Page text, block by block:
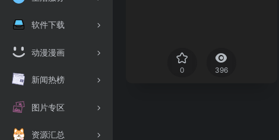
软件下载
动漫漫画
新闻热榜
图片专区
资源汇总
0 396